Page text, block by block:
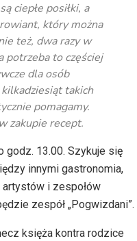
ciepłe posiłki, a
który można
też, dwa razy w
potrzeba to częściej
dla osób
takich
pomagamy.
zakupie recept.
godz. 13.00. Szykuje się
innymi gastronomia,
i zespołów
zespół „Pogwizdani”.
księża kontra rodzice